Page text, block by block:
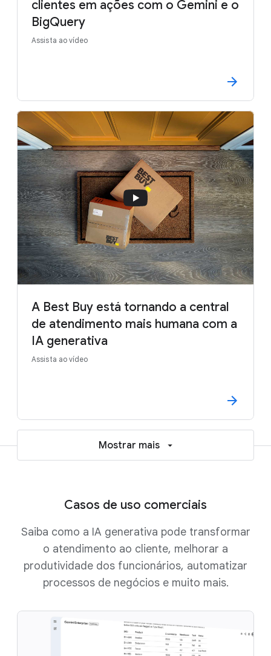
clientes em ações com o Gemini e o
BigQuery
Assista ao vídeo
A Best Buy está tornando a central
de atendimento mais humana com a
IA generativa
Assista ao vídeo
Mostrar mais
Casos de uso comerciais
Saiba como a IA generativa pode transformar
o atendimento ao cliente, melhorar a
produtividade dos funcionários, automatizar
processos de negócios e muito mais.